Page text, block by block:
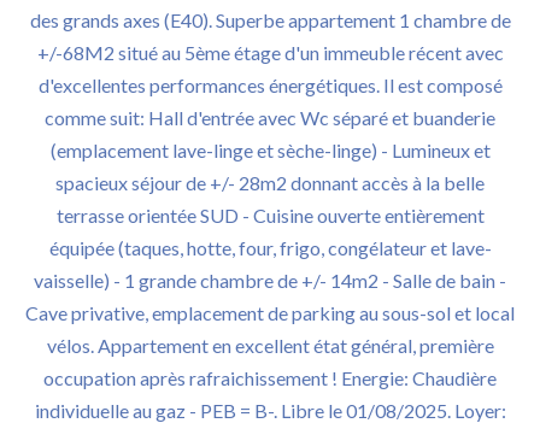
des grands axes (E40). Superbe appartement 1 chambre de
+/-68M2 situé au 5ème étage d'un immeuble récent avec
d'excellentes performances énergétiques. Il est composé
comme suit: Hall d'entrée avec Wc séparé et buanderie
(emplacement lave-linge et sèche-linge) - Lumineux et
spacieux séjour de +/- 28m2 donnant accès à la belle
terrasse orientée SUD - Cuisine ouverte entièrement
équipée (taques, hotte, four, frigo, congélateur et lave-
vaisselle) - 1 grande chambre de +/- 14m2 - Salle de bain -
Cave privative, emplacement de parking au sous-sol et local
vélos. Appartement en excellent état général, première
occupation après rafraichissement ! Energie: Chaudière
individuelle au gaz - PEB = B-. Libre le 01/08/2025. Loyer: